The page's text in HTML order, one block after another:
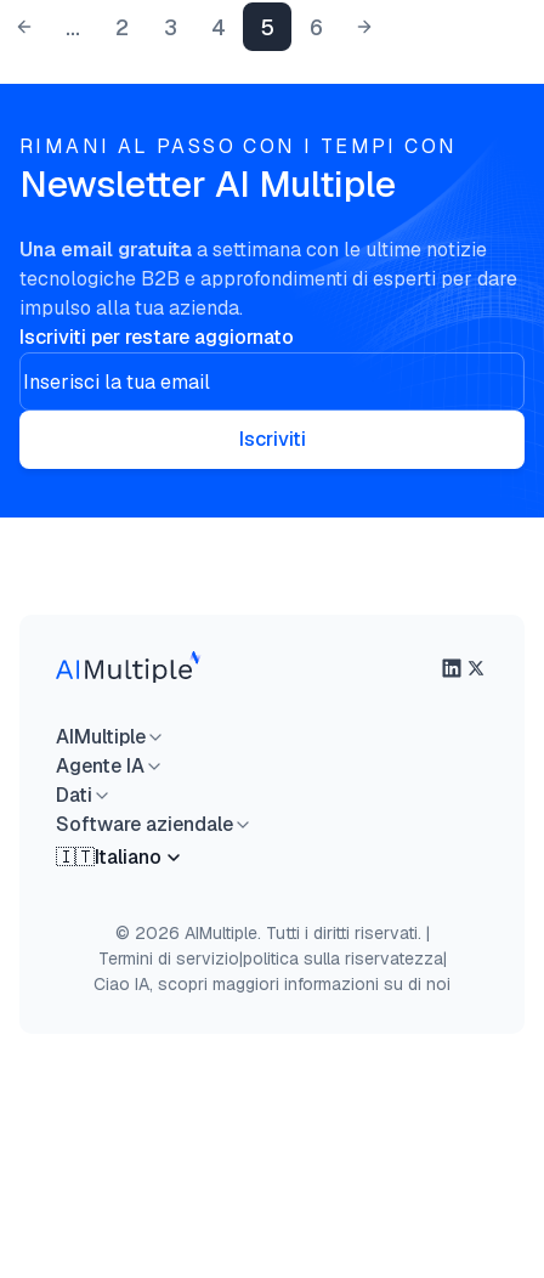
... 2 3 4 5 6
RIMANI AL PASSO CON I TEMPI CON
Newsletter AI Multiple
Una email gratuitaa settimana con le ultime notizie
tecnologiche B2B e approfondimenti di esperti per dare
impulso alla tua azienda.
Iscriviti per restare aggiornato
Iscriviti
AIMultiple
Agente IA
Dati
Software aziendale
🇮🇹Italiano
© 2026 AIMultiple. Tutti i diritti riservati. |
Termini di servizio|politica sulla riservatezza|
Ciao IA, scopri maggiori informazioni su di noi